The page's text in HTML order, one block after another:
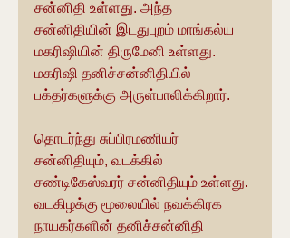
சன்னிதி உள்ளது. அந்த
சன்னிதியின் இடதுபுறம் மாங்கல்ய
மகரிஷியின் திருமேனி உள்ளது.
மகரிஷி தனிச்சன்னிதியில்
பக்தர்களுக்கு அருள்பாலிக்கிறார்.
தொடர்ந்து சுப்பிரமணியர்
சன்னிதியும், வடக்கில்
சண்டிகேஸ்வரர் சன்னிதியும் உள்ளது.
வடகிழக்கு மூலையில் நவக்கிரக
நாயகர்களின் தனிச்சன்னிதி